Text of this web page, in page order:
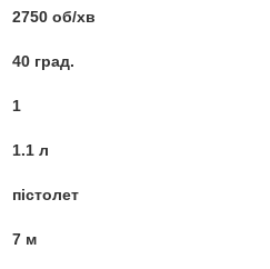
2750 об/хв
40 град.
1
1.1 л
пістолет
7 м